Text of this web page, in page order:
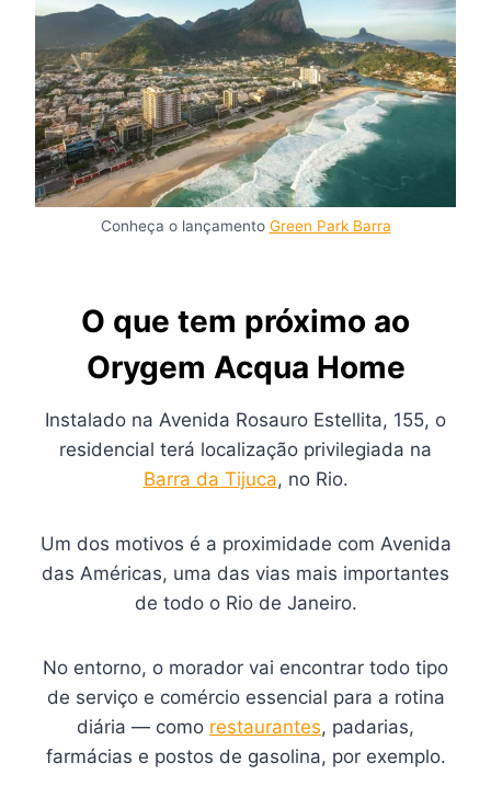
Conheça o lançamento Green Park Barra
O que tem próximo ao
Orygem Acqua Home
Instalado na Avenida Rosauro Estellita, 155, o
residencial terá localização privilegiada na
Barra da Tijuca, no Rio.
Um dos motivos é a proximidade com Avenida
das Américas, uma das vias mais importantes
de todo o Rio de Janeiro.
No entorno, o morador vai encontrar todo tipo
de serviço e comércio essencial para a rotina
diária — como restaurantes, padarias,
farmácias e postos de gasolina, por exemplo.